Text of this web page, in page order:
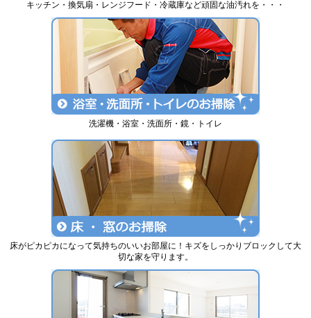
キッチン・換気扇・レンジフード・冷蔵庫など頑固な油汚れを・・・
洗濯機・浴室・洗面所・鏡・トイレ
床がピカピカになって気持ちのいいお部屋に！キズをしっかりブロックして大
切な家を守ります。